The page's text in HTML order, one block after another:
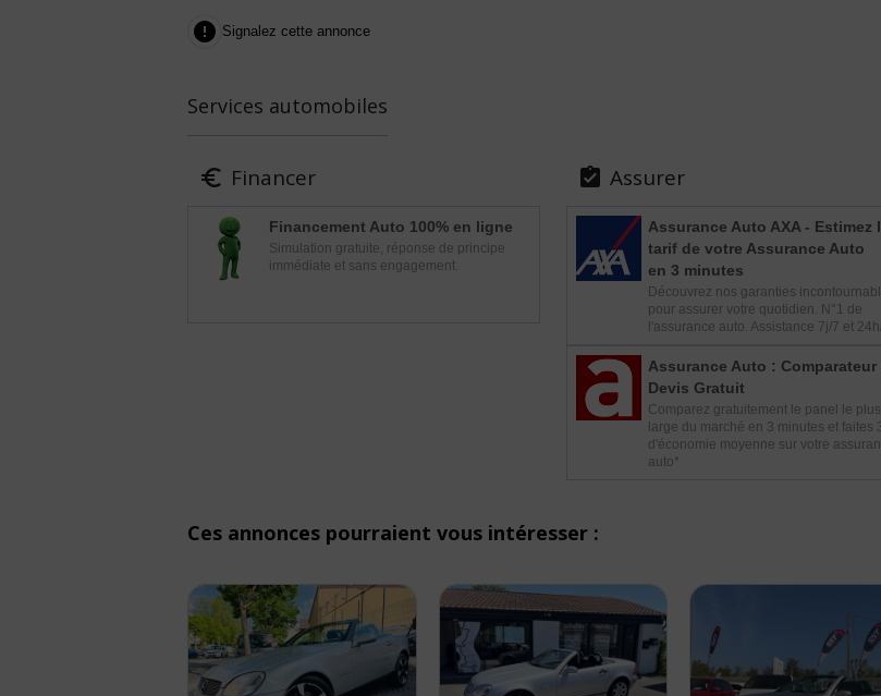
 Signalez cette annonce
Services automobiles
 Financer
Financement Auto 100% en ligne
Simulation gratuite, réponse de principe
immédiate et sans engagement.
 Assurer
Assurance Auto AXA - Estimez
tarif de votre Assurance Auto
en 3 minutes
Découvrez nos garanties
pour assurer votre quotidien. N°1 de
l'assurance auto. Assistance 7j/7 et
Assurance Auto : Comparateur
Devis Gratuit
Comparez gratuitement le panel le plus
large du marché en 3 minutes et faites
d'économie moyenne sur votre
auto*
Ces annonces pourraient vous intéresser :